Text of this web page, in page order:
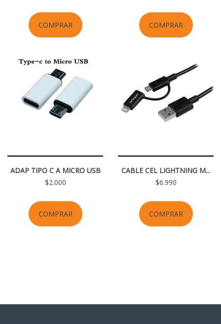
COMPRAR COMPRAR
ADAP TIPO C A MICRO USB
$2.000
COMPRAR
CABLE CEL LIGHTNING M...
$6.990
COMPRAR